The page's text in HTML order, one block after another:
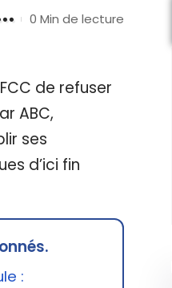
0 Min de lecture
de refuser
ABC,
ses
d’ici fin
: